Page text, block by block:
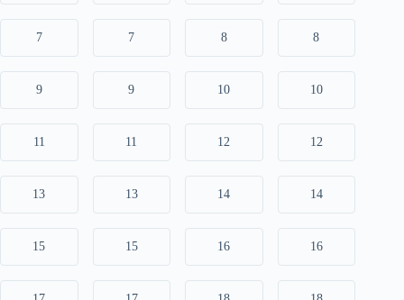
7 7 8 8
9 9 10 10
11 11 12 12
13 13 14 14
15 15 16 16